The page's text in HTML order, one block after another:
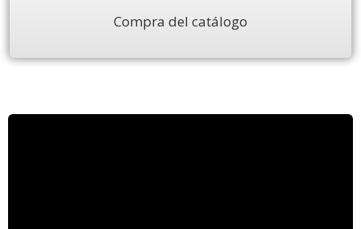
Compra del catálogo